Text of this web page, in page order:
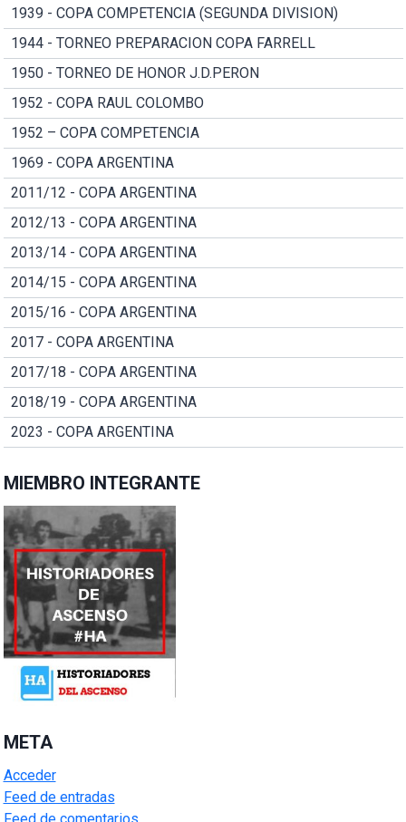
1939 - COPA COMPETENCIA (SEGUNDA DIVISION)
1944 - TORNEO PREPARACION COPA FARRELL
1950 - TORNEO DE HONOR J.D.PERON
1952 - COPA RAUL COLOMBO
1952 – COPA COMPETENCIA
1969 - COPA ARGENTINA
2011/12 - COPA ARGENTINA
2012/13 - COPA ARGENTINA
2013/14 - COPA ARGENTINA
2014/15 - COPA ARGENTINA
2015/16 - COPA ARGENTINA
2017 - COPA ARGENTINA
2017/18 - COPA ARGENTINA
2018/19 - COPA ARGENTINA
2023 - COPA ARGENTINA
MIEMBRO INTEGRANTE
META
Acceder
Feed de entradas